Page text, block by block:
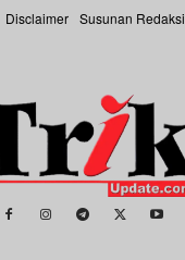
Disclaimer Susunan Redaksi